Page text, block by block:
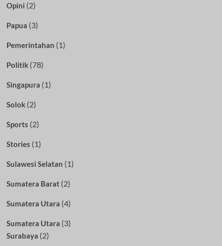
Opini (2)
Papua (3)
Pemerintahan (1)
Politik(78)
Singapura (1)
Solok(2)
Sports (2)
Stories (1)
Sulawesi Selatan (1)
Sumatera Barat(2)
Sumatera Utara (4)
Sumatera Utara (3)
Surabaya (2)